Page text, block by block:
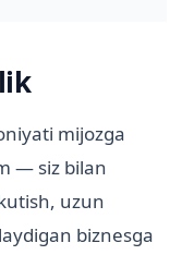
mijozga
— siz bilan
uzun
biznesga